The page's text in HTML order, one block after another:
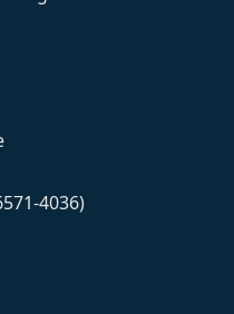
4036)